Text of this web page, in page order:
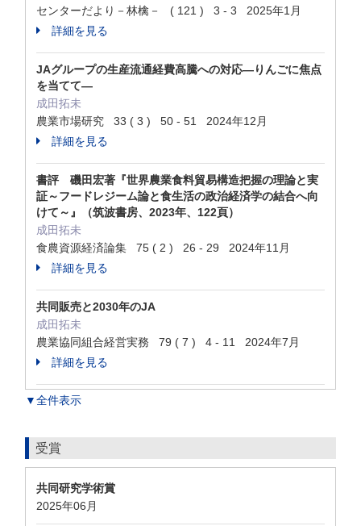
センターだより－林檎－ ( 121 ) 3 - 3 2025年1月
詳細を見る
JAグループの生産流通経費高騰への対応―りんごに焦点
を当てて―
成田拓未
農業市場研究 33 ( 3 ) 50 - 51 2024年12月
詳細を見る
書評 磯田宏著『世界農業食料貿易構造把握の理論と実
証～フードレジーム論と食生活の政治経済学の結合へ向
けて～』（筑波書房、2023年、122頁）
成田拓未
食農資源経済論集 75 ( 2 ) 26 - 29 2024年11月
詳細を見る
共同販売と2030年のJA
成田拓未
農業協同組合経営実務 79 ( 7 ) 4 - 11 2024年7月
詳細を見る
▼全件表示
受賞
共同研究学術賞
2025年06月